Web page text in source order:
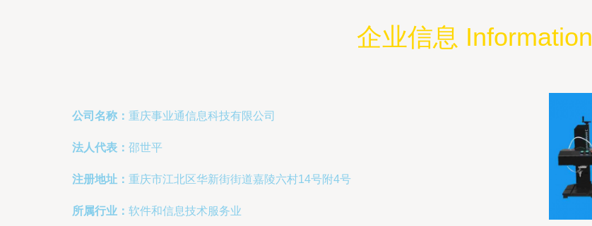
企业信息 Information
公司名称： 重庆事业通信息科技有限公司
法人代表： 邵世平
注册地址： 重庆市江北区华新街街道嘉陵六村14号附4号
所属行业： 软件和信息技术服务业